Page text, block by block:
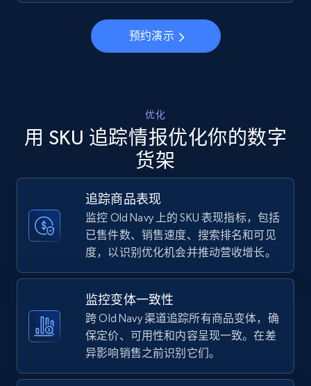
more.
立即开始
Walmart - products - Discover products by
using sku numbers
URL, Final price, Sku, Currency, Gtin,
Specifications, Image urls, Top reviews, and
more.
875+ 立即开始
URL, Title, Available, Description, Currency, Initial
price, Final price, Discount percent, and more.
预约演示
优化
用 SKU 追踪情报优化你的数字
货架
追踪商品表现
监控 Old Navy 上的 SKU 表现指标，包括
已售件数、销售速度、搜索排名和可见
度，以识别优化机会并推动营收增长。
监控变体一致性
跨 Old Navy 渠道追踪所有商品变体，确
保定价、可用性和内容呈现一致。在差
异影响销售之前识别它们。